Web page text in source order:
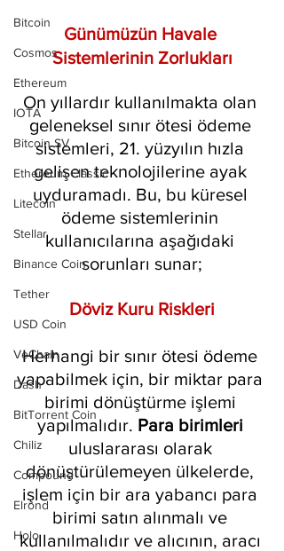
Bitcoin
Cosmos
Ethereum
IOTA
Bitcoin SV
Ethereum Classic
Litecoin
Stellar
Binance Coin
Tether
USD Coin
VeChain
Dash
BitTorrent Coin
Chiliz
Compound
Elrond
Holo
Günümüzün Havale
Sistemlerinin Zorlukları
On yıllardır kullanılmakta olan
geleneksel sınır ötesi ödeme
sistemleri, 21. yüzyılın hızla
gelişen teknolojilerine ayak
uyduramadı. Bu, bu küresel
ödeme sistemlerinin
kullanıcılarına aşağıdaki
sorunları sunar;
Döviz Kuru Riskleri
Herhangi bir sınır ötesi ödeme
yapabilmek için, bir miktar para
birimi dönüştürme işlemi
yapılmalıdır. Para birimleri
uluslararası olarak
dönüştürülemeyen ülkelerde,
işlem için bir ara yabancı para
birimi satın alınmalı ve
kullanılmalıdır ve alıcının, aracı